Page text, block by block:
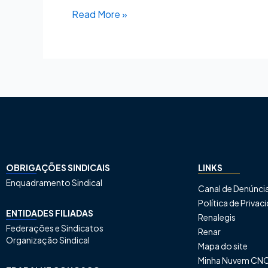
Read More »
OBRIGAÇÕES SINDICAIS
Enquadramento Sindical
ENTIDADES FILIADAS
Federações e Sindicatos
Organização Sindical
LINKS
Canal de
Política de
Renalegis
Renar
Mapa do site
Minha Nuvem